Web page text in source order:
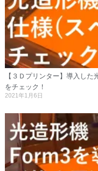
【３Ｄプリンター】導入し
をチェック！
2021年1月6日